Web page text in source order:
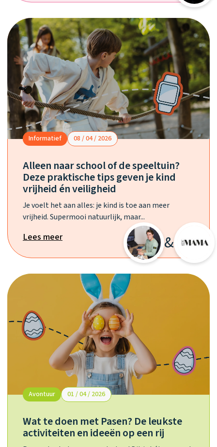
Informatief 08 / 04 / 2026
Alleen naar school of de speeltuin?
Deze praktische tips geven je kind
vrijheid én veiligheid
Je voelt het aan alles: je kind is toe aan meer
vrijheid. Supermooi natuurlijk, maar...
Lees meer &
Avontuur 01 / 04 / 2026
Wat te doen met Pasen? De leukste
activiteiten en ideeën op een rij